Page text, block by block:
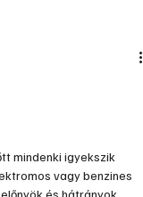
munkákban
akkus
hát ki!